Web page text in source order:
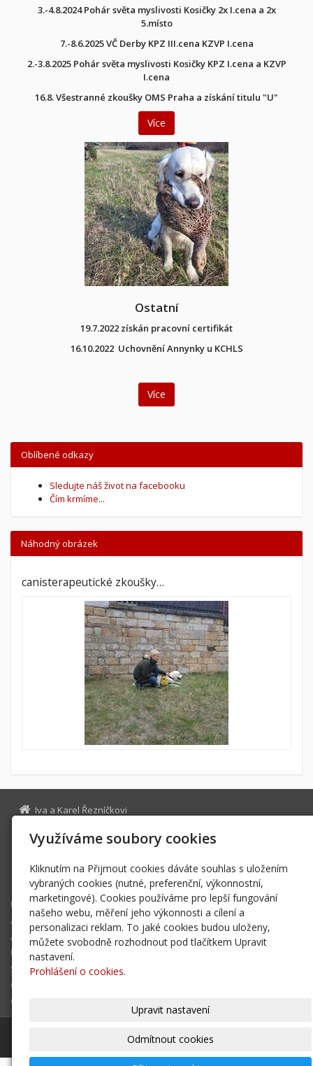
3.-4.8.2024 Pohár světa myslivosti Kosičky 2xI.cena a 2x
5.místo
7.-8.6.2025 VČ Derby KPZ III.cena KZVP I.cena
2.-3.8.2025 Pohár světa myslivosti Kosičky KPZ I.cena a KZVP
I.cena
16.8. Všestranné zkoušky OMS Praha a získání titulu "U"
Více
Ostatní
19.7.2022 získán pracovní certifikát
16.10.2022 Uchovnění Annynky u KCHLS
Více
Oblíbené odkazy
Sledujte náš život na facebooku
Čím krmíme...
Náhodný obrázek
canisterapeutické zkoušky…
Iva a Karel Řezníčkovi
reznickova.iva@seznam.cz
+420606602205
Facebook
Úvodní stránka
AISCHA
ANNY
Úspěchy vrhu "A"
Štěňátka vrhu "A"
Čím krmíme...
O nás
Iva a Karel Řezníčkovi-|Mapa webu
Využíváme soubory cookies
Kliknutím na Přijmout cookies dáváte souhlas s uložením
vybraných cookies (nutné, preferenční, výkonnostní,
marketingové). Cookies používáme pro lepší fungování
našeho webu, měření jeho výkonnosti a cílení a
personalizaci reklam. To jaké cookies budou uloženy,
můžete svobodně rozhodnout pod tlačítkem Upravit
nastavení.
Prohlášení o cookies.
Upravit nastavení
Odmítnout cookies